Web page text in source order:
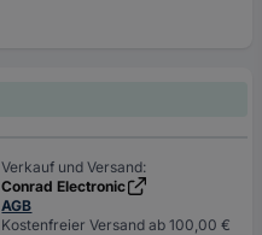
Verkauf und Versand:
Conrad Electronic
AGB
Kostenfreier Versand ab 100,00 €